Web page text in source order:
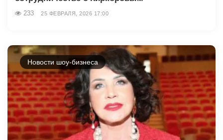
233 25 ФЕВРАЛЯ, 2026 17:00
Новости шоу-бизнеса